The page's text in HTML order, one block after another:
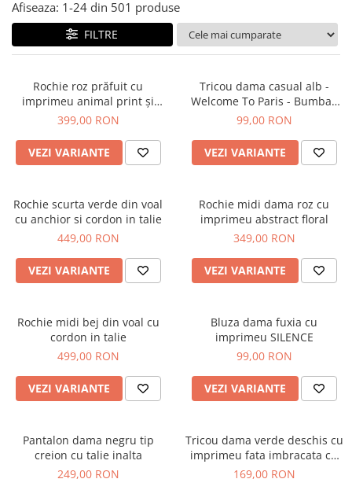
Tricouri si topuri
Rochii de eveniment
Afiseaza: 1-24 din 501 produse
FILTRE
Rochie roz prăfuit cu
imprimeu animal print și
curea
399,00 RON
VEZI VARIANTE
Tricou dama casual alb -
Welcome To Paris - Bumbac
Organic
99,00 RON
VEZI VARIANTE
Rochie scurta verde din voal
cu anchior si cordon in talie
449,00 RON
VEZI VARIANTE
Rochie midi dama roz cu
imprimeu abstract floral
349,00 RON
VEZI VARIANTE
Rochie midi bej din voal cu
cordon in talie
499,00 RON
VEZI VARIANTE
Bluza dama fuxia cu
imprimeu SILENCE
99,00 RON
VEZI VARIANTE
Pantalon dama negru tip
creion cu talie inalta
249,00 RON
Tricou dama verde deschis cu
imprimeu fata imbracata cu
alb si inghetata in mana
169,00 RON